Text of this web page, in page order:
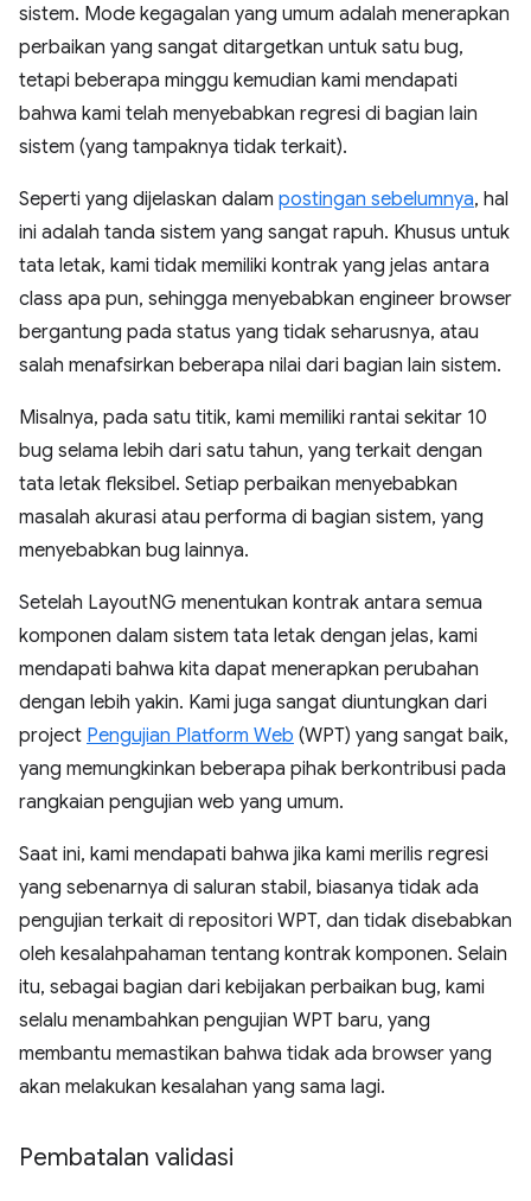
sistem. Mode kegagalan yang umum adalah menerapkan
perbaikan yang sangat ditargetkan untuk satu bug,
tetapi beberapa minggu kemudian kami mendapati
bahwa kami telah menyebabkan regresi di bagian lain
sistem (yang tampaknya tidak terkait).
Seperti yang dijelaskan dalam postingan sebelumnya, hal
ini adalah tanda sistem yang sangat rapuh. Khusus untuk
tata letak, kami tidak memiliki kontrak yang jelas antara
class apa pun, sehingga menyebabkan engineer browser
bergantung pada status yang tidak seharusnya, atau
salah menafsirkan beberapa nilai dari bagian lain sistem.
Misalnya, pada satu titik, kami memiliki rantai sekitar 10
bug selama lebih dari satu tahun, yang terkait dengan
tata letak fleksibel. Setiap perbaikan menyebabkan
masalah akurasi atau performa di bagian sistem, yang
menyebabkan bug lainnya.
Setelah LayoutNG menentukan kontrak antara semua
komponen dalam sistem tata letak dengan jelas, kami
mendapati bahwa kita dapat menerapkan perubahan
dengan lebih yakin. Kami juga sangat diuntungkan dari
project Pengujian Platform Web (WPT) yang sangat baik,
yang memungkinkan beberapa pihak berkontribusi pada
rangkaian pengujian web yang umum.
Saat ini, kami mendapati bahwa jika kami merilis regresi
yang sebenarnya di saluran stabil, biasanya tidak ada
pengujian terkait di repositori WPT, dan tidak disebabkan
oleh kesalahpahaman tentang kontrak komponen. Selain
itu, sebagai bagian dari kebijakan perbaikan bug, kami
selalu menambahkan pengujian WPT baru, yang
membantu memastikan bahwa tidak ada browser yang
akan melakukan kesalahan yang sama lagi.
Pembatalan validasi